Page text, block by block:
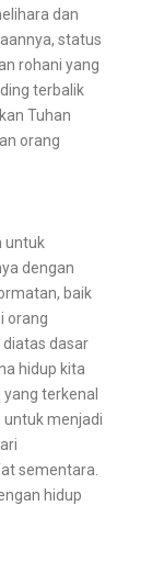
dan
status
rohani yang
terbalik
Tuhan
orang
untuk
dengan
baik
orang
dasar
hidup kita
terkenal
untuk menjadi
sementara.
hidup